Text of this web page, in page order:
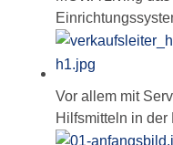
Vor allem mit
Hilfsmitteln in der